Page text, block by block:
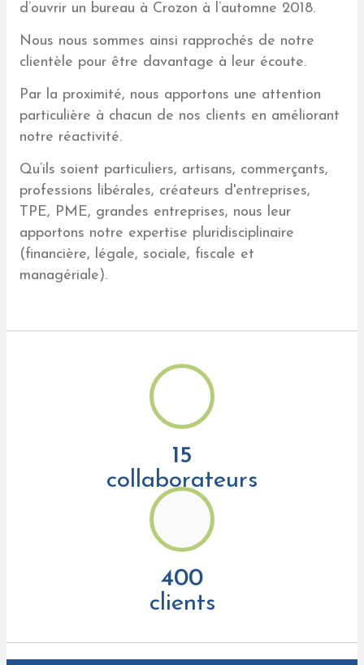
d’ouvrir un bureau à Crozon à l’automne 2018.
Nous nous sommes ainsi rapprochés de notre
clientèle pour être davantage à leur écoute.
Par la proximité, nous apportons une attention
particulière à chacun de nos clients en améliorant
notre réactivité.
Qu’ils soient particuliers, artisans, commerçants,
professions libérales, créateurs d'entreprises,
TPE, PME, grandes entreprises, nous leur
apportons notre expertise pluridisciplinaire
(financière, légale, sociale, fiscale et
managériale).
15
collaborateurs
400
clients